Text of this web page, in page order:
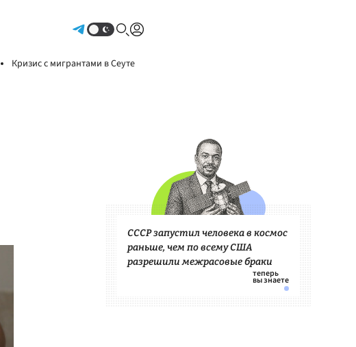
Кризис с мигрантами в Сеуте
СССР запустил человека в космос
раньше, чем по всему США
разрешили межрасовые браки